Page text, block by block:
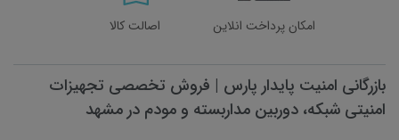
امکان پرداخت انلاین اصالت کالا
بازرگانی امنیت پایدار پارس | فروش تخصصی تجهیزات
امنیتی شبکه، دوربین مداربسته و مودم در مشهد